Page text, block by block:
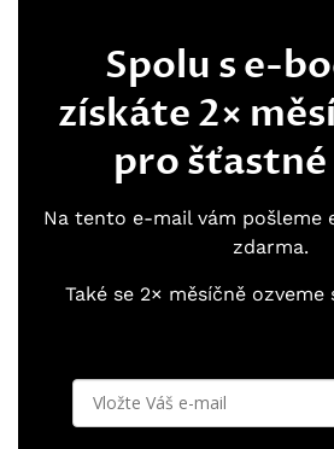
Spolu s e-
získáte 2×
pro
Na tento e-mail vám pošleme
zdarma.
Také se 2× měsíčně ozveme